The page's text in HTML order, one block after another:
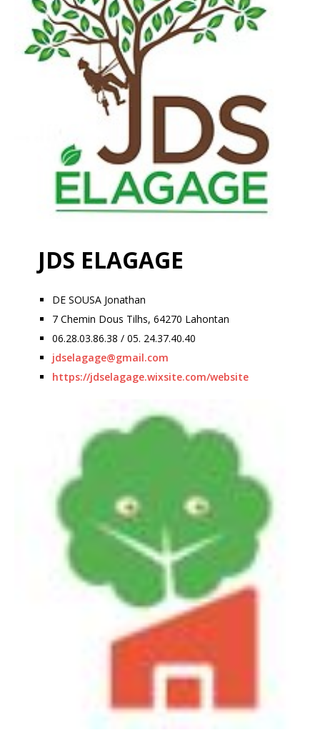
JDS ELAGAGE
DE SOUSA Jonathan
7 Chemin Dous Tilhs, 64270 Lahontan
06.28.03.86.38 / 05. 24.37.40.40
jdselagage@gmail.com
https://jdselagage.wixsite.com/website